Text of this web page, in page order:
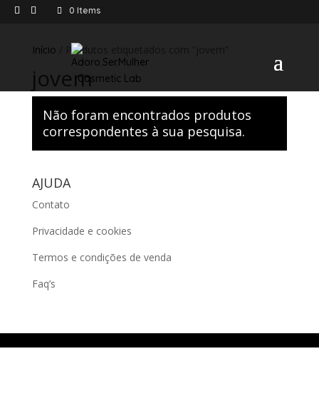
0 Items
Início / Produtos etiquetados com “jovem”
jovem
Não foram encontrados produtos
correspondentes à sua pesquisa.
AJUDA
Contato
Privacidade e cookies
Termos e condições de venda
Faq’s